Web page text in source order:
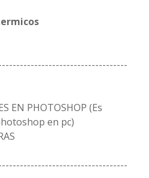
EN PHOTOSHOP (Es
en pc)